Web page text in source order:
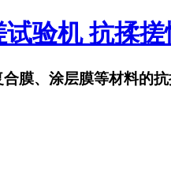
验机 抗揉
膜、涂层膜等材料的